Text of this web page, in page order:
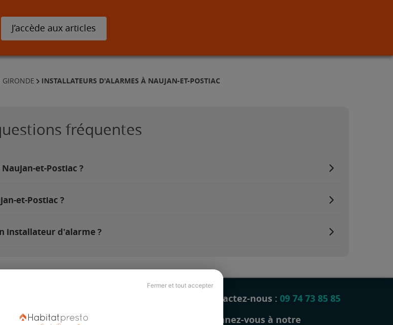
Fermer et tout accepter
J’accède aux articles
GIRONDE INSTALLATEURS D'ALARMES À NAUJAN-ET-POSTIAC
fréquentes
et-Postiac ?
et-Postiac ?
installateur d'alarme ?
de presse
Contactez-nous : 09 74 73 85 85
Abonnez-vous à notre